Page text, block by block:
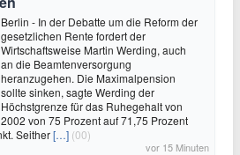
Berlin - In der Debatte um die Reform der
gesetzlichen Rente fordert der
Wirtschaftsweise Martin Werding, auch
an die Beamtenversorgung
heranzugehen. Die Maximalpension
sollte sinken, sagte Werding der
für das Ruhegehalt von
von 75 Prozent auf 71,75 Prozent
Seither[…] (00)
vor 15 Minuten